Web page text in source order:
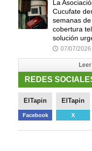
La
Cucufate
semanas
cobertura
solución
🕔 07/07/2026
REDES
ElTapin
Facebook
ElTapin
X